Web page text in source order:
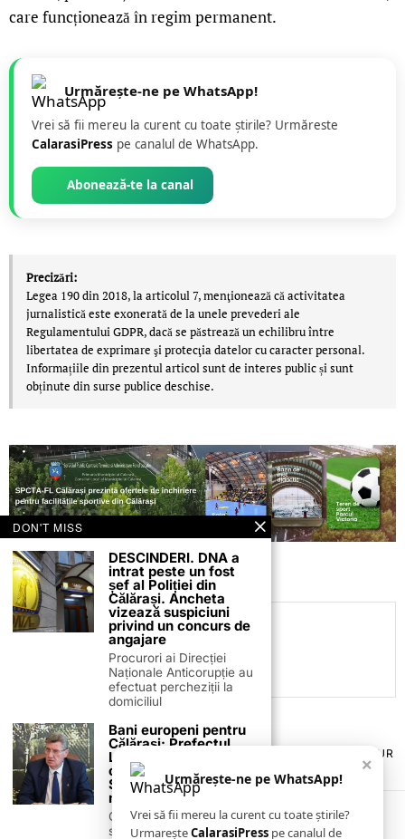
care funcționează în regim permanent.
Urmărește-ne pe WhatsApp!
Vrei să fii mereu la curent cu toate știrile? Urmăreste
CalarasiPress pe canalul de WhatsApp.
Abonează-te la canal
Precizări:
Legea 190 din 2018, la articolul 7, menţionează că activitatea
jurnalistică este exonerată de la unele prevederi ale
Regulamentului GDPR, dacă se păstrează un echilibru între
libertatea de exprimare şi protecţia datelor cu caracter personal.
Informațiile din prezentul articol sunt de interes public și sunt
obținute din surse publice deschise.
C.C
TERMENI ȘI CONDIȚII
POLITICA DE ANULARE & RETUR
PUBLICITATE ONLINE & TIPĂRITĂ
CONTACT
ZIARUL ANUNȚUL CĂLĂRĂȘEAN
×
Urmărește-ne pe WhatsApp!
Vrei să fii mereu la curent cu toate știrile?
UrmareșteCalarasiPress pe canalul de
DON'T MISS
DESCINDERI. DNA a
intrat peste un fost
șef al Poliției din
Călărași. Ancheta
vizează suspiciuni
privind un concurs de
angajare
Procurori ai Direcției
Naționale Anticorupție au
efectuat percheziții la
domiciliul
Bani europeni pentru
Călărași: Prefectul
Laurențiu State anunță
colaborarea cu ADR
Sud-Muntenia pentru
noi finanțări
Călărașul se pregătește
să intre pe harta